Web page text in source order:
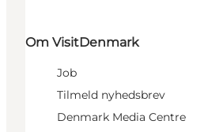
Om VisitDenmark
Job
Tilmeld nyhedsbrev
Denmark Media Centre